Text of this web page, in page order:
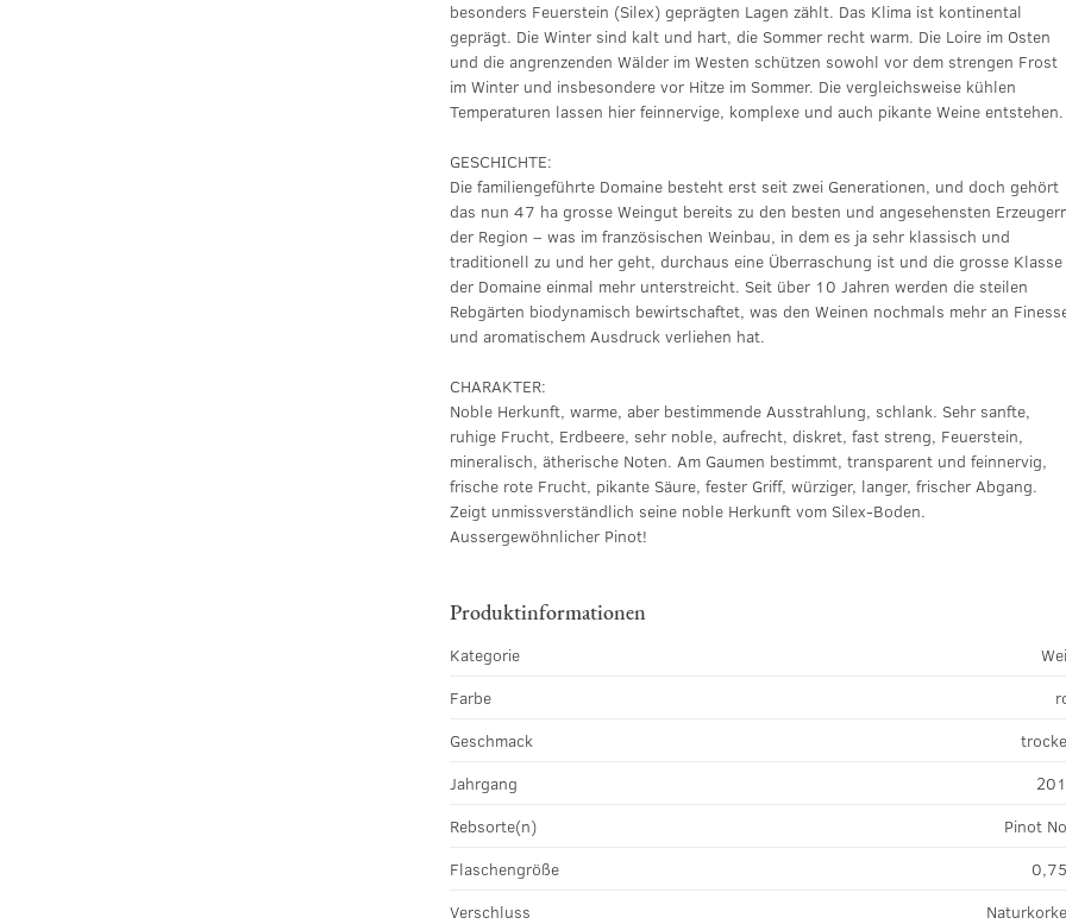
besonders Feuerstein (Silex) geprägten Lagen zählt. Das Klima ist kontinental
geprägt. Die Winter sind kalt und hart, die Sommer recht warm. Die Loire im Osten
und die angrenzenden Wälder im Westen schützen sowohl vor dem strengen Frost
im Winter und insbesondere vor Hitze im Sommer. Die vergleichsweise kühlen
Temperaturen lassen hier feinnervige, komplexe und auch pikante Weine entstehen.
GESCHICHTE:
Die familiengeführte Domaine besteht erst seit zwei Generationen, und doch gehört
das nun 47 ha grosse Weingut bereits zu den besten und angesehensten
der Region – was im französischen Weinbau, in dem es ja sehr klassisch und
traditionell zu und her geht, durchaus eine Überraschung ist und die grosse Klasse
der Domaine einmal mehr unterstreicht. Seit über 10 Jahren werden die steilen
Rebgärten biodynamisch bewirtschaftet, was den Weinen nochmals mehr an
und aromatischem Ausdruck verliehen hat.
CHARAKTER:
Noble Herkunft, warme, aber bestimmende Ausstrahlung, schlank. Sehr sanfte,
ruhige Frucht, Erdbeere, sehr noble, aufrecht, diskret, fast streng, Feuerstein,
mineralisch, ätherische Noten. Am Gaumen bestimmt, transparent und feinnervig,
frische rote Frucht, pikante Säure, fester Griff, würziger, langer, frischer Abgang.
Zeigt unmissverständlich seine noble Herkunft vom Silex-Boden.
Aussergewöhnlicher Pinot!
Produktinformationen
Kategorie
Farbe
Geschmack
Jahrgang
Rebsorte(n)
Pinot
Flaschengröße
Verschluss